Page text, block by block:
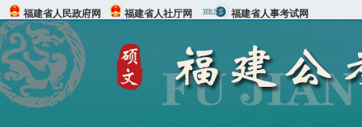
福建省人民政府网 福建省人社厅网 福建省人事考试网